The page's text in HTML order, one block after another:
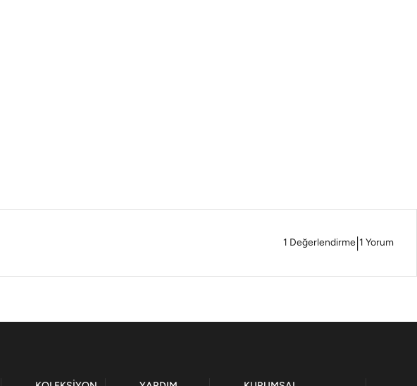
1 Değerlendirme|1 Yorum